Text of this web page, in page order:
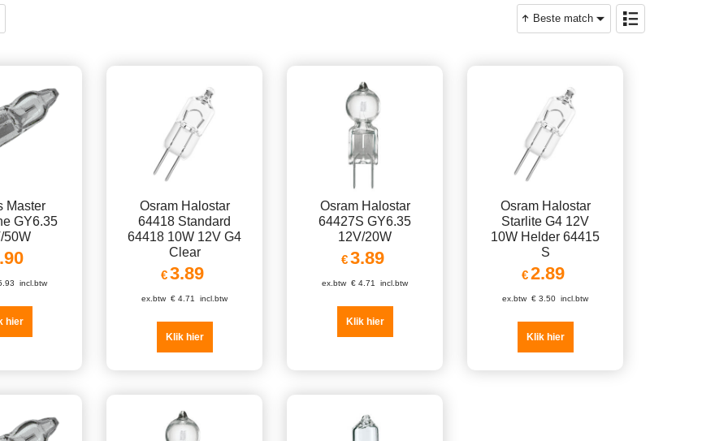
Beste match
Master
GY6.35
50W
incl.btw
hier
Osram Halostar
64418 Standard
64418 10W 12V G4
Clear
€3.89
ex.btw € 4.71 incl.btw
Klik hier
Osram Halostar
64427S GY6.35
12V/20W
€3.89
ex.btw € 4.71 incl.btw
Klik hier
Osram Halostar
Starlite G4 12V
10W Helder 64415
S
€2.89
ex.btw € 3.50 incl.btw
Klik hier